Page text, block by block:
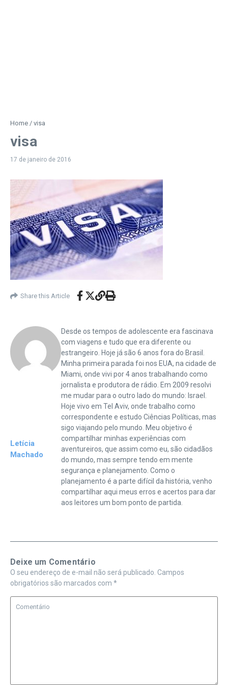
Home / visa
visa
17 de janeiro de 2016
Share this Article
Letícia
Machado
Desde os tempos de adolescente era fascinava
com viagens e tudo que era diferente ou
estrangeiro. Hoje já são 6 anos fora do Brasil.
Minha primeira parada foi nos EUA, na cidade de
Miami, onde vivi por 4 anos trabalhando como
jornalista e produtora de rádio. Em 2009 resolvi
me mudar para o outro lado do mundo: Israel.
Hoje vivo em Tel Aviv, onde trabalho como
correspondente e estudo Ciências Políticas, mas
sigo viajando pelo mundo. Meu objetivo é
compartilhar minhas experiências com
aventureiros, que assim como eu, são cidadãos
do mundo, mas sempre tendo em mente
segurança e planejamento. Como o
planejamento é a parte difícil da história, venho
compartilhar aqui meus erros e acertos para dar
aos leitores um bom ponto de partida.
Deixe um Comentário
O seu endereço de e-mail não será publicado. Campos
obrigatórios são marcados com *